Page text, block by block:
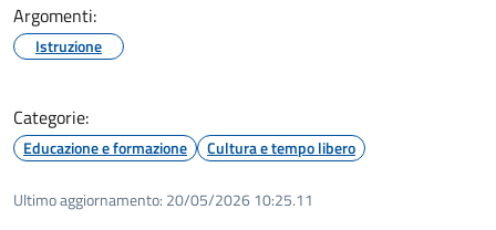
Argomenti:
Istruzione
Categorie:
Educazione e formazione Cultura e tempo libero
Ultimo aggiornamento: 20/05/2026 10:25.11